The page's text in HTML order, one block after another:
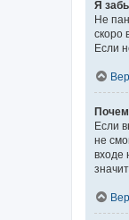
Я
Не
скоро
Если
Если
не
входе